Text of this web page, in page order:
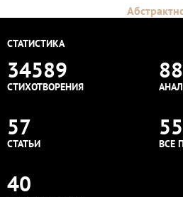
СТАТИСТИКА
34589
СТИХОТВОРЕНИЯ
57
СТАТЬИ ВСЕ
40